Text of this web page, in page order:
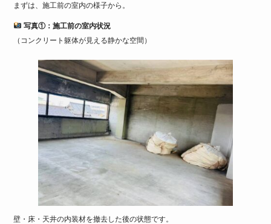
まずは、施工前の室内の様子から。
写真①：施工前の室内状況
（コンクリート躯体が見える静かな空間）
壁・床・天井の内装材を撤去した後の状態です。